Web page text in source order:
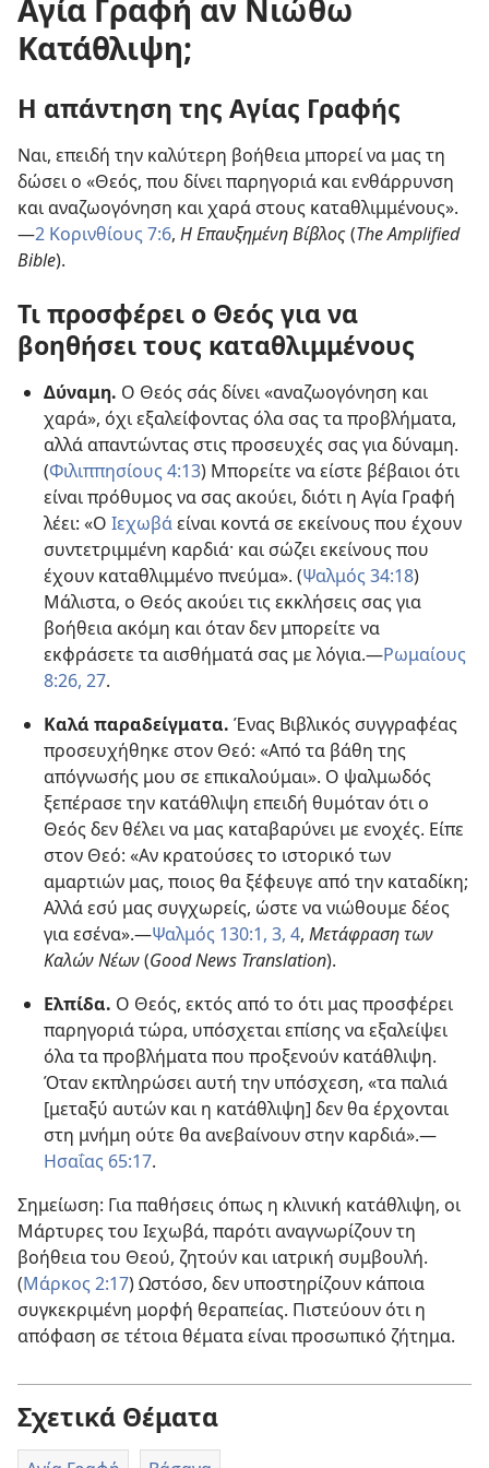
Αγία Γραφή αν Νιώθω
Κατάθλιψη;
Η απάντηση της Αγίας Γραφής
Ναι, επειδή την καλύτερη βοήθεια μπορεί να μας τη
δώσει ο «Θεός, που δίνει παρηγοριά και ενθάρρυνση
και αναζωογόνηση και χαρά στους καταθλιμμένους».
—2 Κορινθίους 7:6, Η Επαυξημένη Βίβλος(The Amplified
Bible).
Τι προσφέρει ο Θεός για να
βοηθήσει τους καταθλιμμένους
Δύναμη. Ο Θεός σάς δίνει «αναζωογόνηση και
χαρά», όχι εξαλείφοντας όλα σας τα προβλήματα,
αλλά απαντώντας στις προσευχές σας για δύναμη.
(Φιλιππησίους 4:13) Μπορείτε να είστε βέβαιοι ότι
είναι πρόθυμος να σας ακούει, διότι η Αγία Γραφή
λέει: «Ο Ιεχωβάείναι κοντά σε εκείνους που έχουν
συντετριμμένη καρδιά· και σώζει εκείνους που
έχουν καταθλιμμένο πνεύμα». (Ψαλμός 34:18)
Μάλιστα, ο Θεός ακούει τις εκκλήσεις σας για
βοήθεια ακόμη και όταν δεν μπορείτε να
εκφράσετε τα αισθήματά σας με λόγια.—Ρωμαίους
8:26, 27.
Καλά παραδείγματα. Ένας Βιβλικός συγγραφέας
προσευχήθηκε στον Θεό: «Από τα βάθη της
απόγνωσής μου σε επικαλούμαι». Ο ψαλμωδός
ξεπέρασε την κατάθλιψη επειδή θυμόταν ότι ο
Θεός δεν θέλει να μας καταβαρύνει με ενοχές. Είπε
στον Θεό: «Αν κρατούσες το ιστορικό των
αμαρτιών μας, ποιος θα ξέφευγε από την καταδίκη;
Αλλά εσύ μας συγχωρείς, ώστε να νιώθουμε δέος
για εσένα».—Ψαλμός 130:1, 3, 4, Μετάφραση των
Καλών Νέων(Good News Translation).
Ελπίδα. Ο Θεός, εκτός από το ότι μας προσφέρει
παρηγοριά τώρα, υπόσχεται επίσης να εξαλείψει
όλα τα προβλήματα που προξενούν κατάθλιψη.
Όταν εκπληρώσει αυτή την υπόσχεση, «τα παλιά
[μεταξύ αυτών και η κατάθλιψη] δεν θα έρχονται
στη μνήμη ούτε θα ανεβαίνουν στην καρδιά».—
Ησαΐας 65:17.
Σημείωση: Για παθήσεις όπως η κλινική κατάθλιψη, οι
Μάρτυρες του Ιεχωβά, παρότι αναγνωρίζουν τη
βοήθεια του Θεού, ζητούν και ιατρική συμβουλή.
(Μάρκος 2:17) Ωστόσο, δεν υποστηρίζουν κάποια
συγκεκριμένη μορφή θεραπείας. Πιστεύουν ότι η
απόφαση σε τέτοια θέματα είναι προσωπικό ζήτημα.
Σχετικά Θέματα